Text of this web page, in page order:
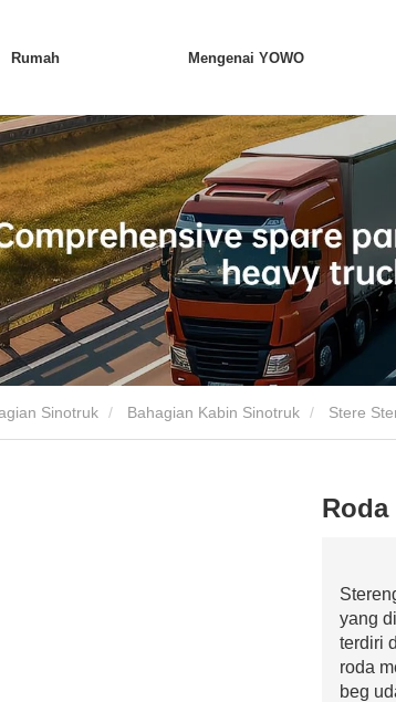
Rumah Mengenai YOWO
Sinotruk Bahagian Kabin Sinotruk Stere
yang
terdiri
roda
beg